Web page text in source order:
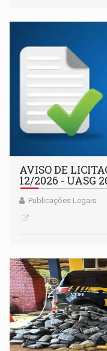
AVISO DE
12/2026 - UASG
Publicações Legais